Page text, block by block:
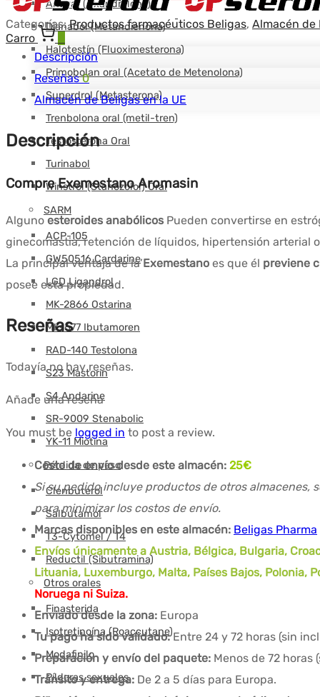
Anavar (Oxandrolona)
Dianabol (Metandienona)
Halotestín (Fluoximesterona)
Primobolan oral (Acetato de Metenolona)
Superdrol (Metasterona)
Trenbolona oral (metil-tren)
Testosterona Oral
Turinabol
Winstrol (Stanozolol) Oral
SARM
ACP-105
GW50516 Cardarine
LGD Ligandrol
MK-2866 Ostarina
MK-677 Ibutamoren
RAD-140 Testolona
S23 Mastorin
S4 Andarine
SR-9009 Stenabolic
YK-11 Miotina
Pérdida de peso
Clenbuterol
Salbutamol
T3-Cytomel / T4
Reductil (Sibutramina)
Otros orales
Finasterida
Isotretinoína (Roaccutane)
Modafinilo
Píldoras sexuales
Carro
Categorías:Productos farmacéuticos Beligas, Almacén de
Descripción
Reseñas0
Almacén de Beligas en la UE
Descripción
Compre Exemestano Aromasin
Alguno esteroides anabólicos Pueden convertirse en
ginecomastia, retención de líquidos, hipertensión arterial
La principal ventaja de la’Exemestano es que él previene
posee esta propiedad.
Reseñas
Todavía no hay reseñas.
Añade una reseña
You must be logged in to post a review.
Coste de envío desde este almacén: 25€
Si su pedido incluye productos de otros almacenes,
para minimizar los costos de envío.
Marcas disponibles en este almacén: Beligas Pharma
Envíos únicamente a Austria, Bélgica, Bulgaria,
Lituania, Luxemburgo, Malta, Países Bajos, Polonia,
Noruega ni Suiza.
Enviado desde la zona: Europa
Tu pago ha sido validado:Entre 24 y 72 horas (sin
Preparación y envío del paquete: Menos de 72 horas
Tránsito y entrega: De 2 a 5 días para Europa.